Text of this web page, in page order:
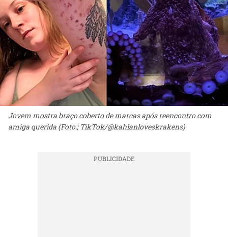
Jovem mostra braço coberto de marcas após reencontro com
amiga querida (Foto:; TikTok/@kahlanloveskrakens)